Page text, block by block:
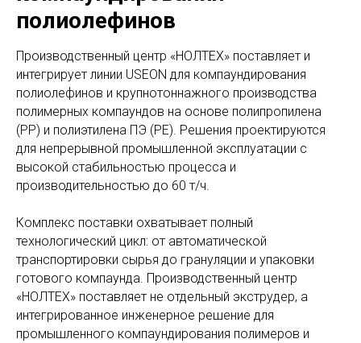
полиолефинов
Производственный центр «НОЛТЕХ» поставляет и
интегрирует линии USEON для компаундирования
полиолефинов и крупнотоннажного производства
полимерных компаундов на основе полипропилена
(PP) и полиэтилена ПЭ (PE). Решения проектируются
для непрерывной промышленной эксплуатации с
высокой стабильностью процесса и
производительностью до 60 т/ч.
Комплекс поставки охватывает полный
технологический цикл: от автоматической
транспортировки сырья до грануляции и упаковки
готового компаунда. Производственный центр
«НОЛТЕХ» поставляет не отдельный экструдер, а
интегрированное инженерное решение для
промышленного компаундирования полимеров и